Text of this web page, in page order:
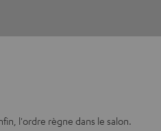
l'ordre règne dans le salon.